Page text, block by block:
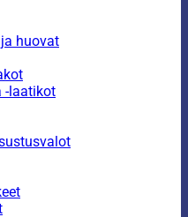
huovat
-laatikot